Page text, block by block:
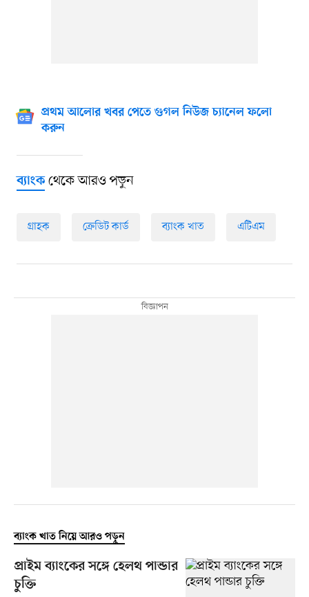
প্রথম আলোর খবর পেতে গুগল নিউজ চ্যানেল ফলো
করুন
ব্যাংকথেকে আরও পড়ুন
গ্রাহক ক্রেডিট কার্ড ব্যাংক খাত এটিএম
ব্যাংক খাত নিয়ে আরও পড়ুন
প্রাইম ব্যাংকের সঙ্গে হেলথ পান্ডার
চুক্তি